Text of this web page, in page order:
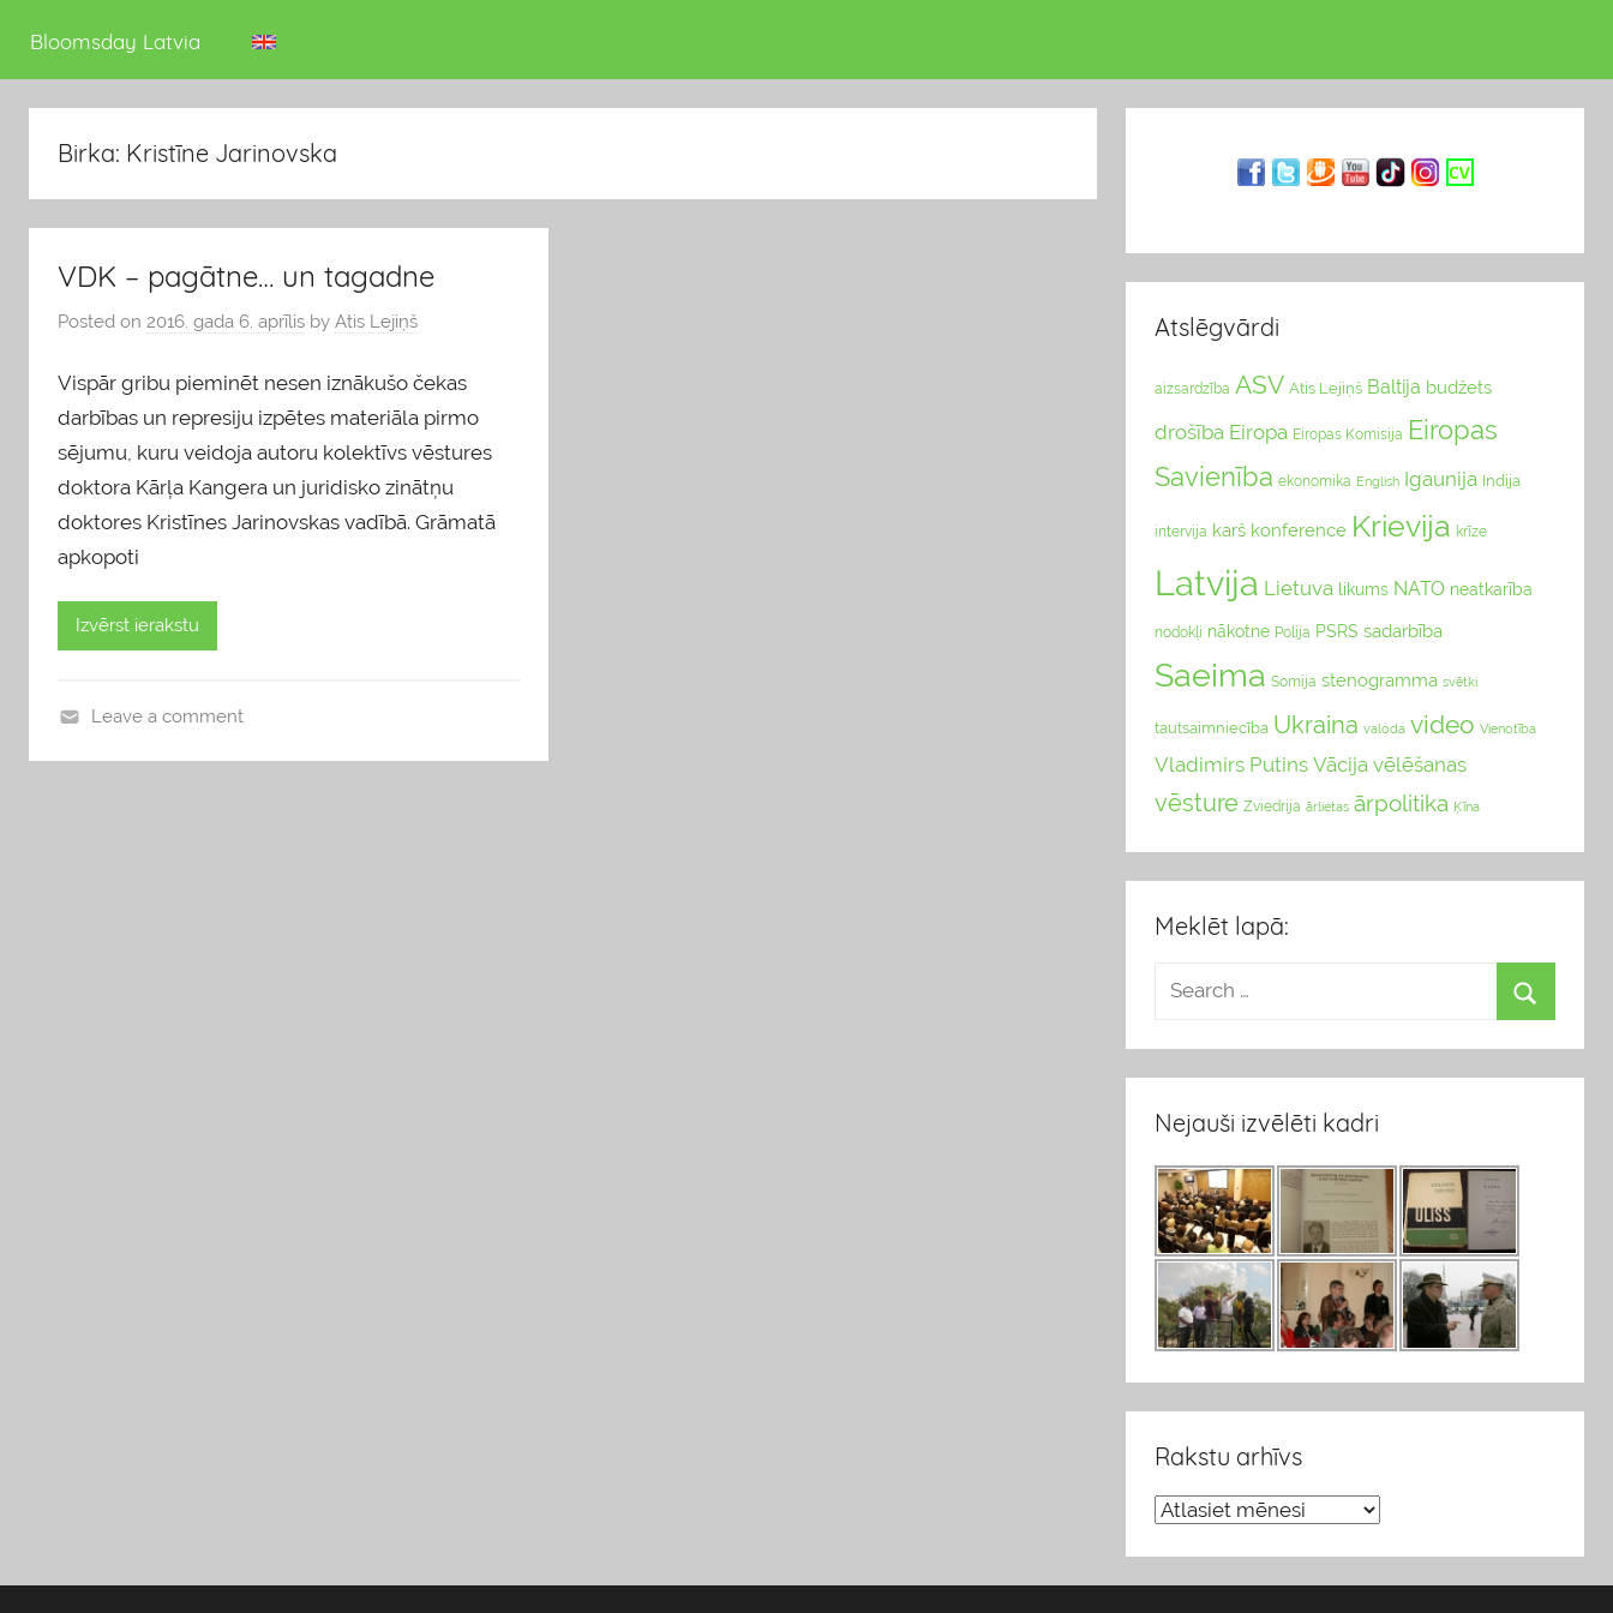
Bloomsday Latvia
Birka: Kristīne Jarinovska
VDK – pagātne… un tagadne
Posted on 2016. gada 6. aprīlis by Atis Lejiņš
Vispār gribu pieminēt nesen iznākušo čekas
darbības un represiju izpētes materiāla pirmo
sējumu, kuru veidoja autoru kolektīvs vēstures
doktora Kārļa Kangera un juridisko zinātņu
doktores Kristīnes Jarinovskas vadībā. Grāmatā
apkopoti
Izvērst ierakstu
Leave a comment
Atslēgvārdi
aizsardzība ASV Atis Lejiņš Baltija budžets
drošība Eiropa Eiropas Komisija Eiropas
Savienība ekonomika English Igaunija Indija
intervija karš konference Krievija krīze
Latvija Lietuva likums NATO neatkarība
nodokļi nākotne Polija PSRS sadarbība
Saeima Somija stenogramma svētki
tautsaimniecība Ukraina valoda video Vienotība
Vladimirs Putins Vācija vēlēšanas
vēsture Zviedrija ārlietas ārpolitika Ķīna
Meklēt lapā:
Nejauši izvēlēti kadri
Rakstu arhīvs
R